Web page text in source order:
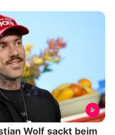
Wolf sackt beim